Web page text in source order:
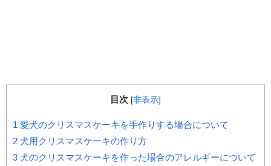
目次 [非表示]
1 愛犬のクリスマスケーキを手作りする場合について
2 犬用クリスマスケーキの作り方
3 犬のクリスマスケーキを作った場合のアレルギーについて